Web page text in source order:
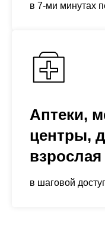
в 7-ми минутах
Аптеки,
центры,
в шаговой